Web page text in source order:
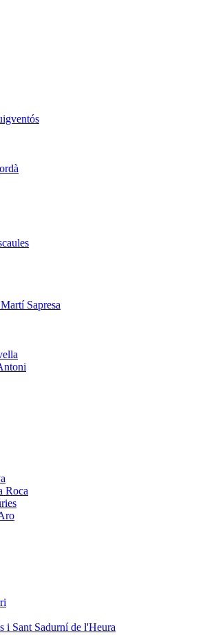
Sapresa
Roca
i Sant Sadurní de l'Heura